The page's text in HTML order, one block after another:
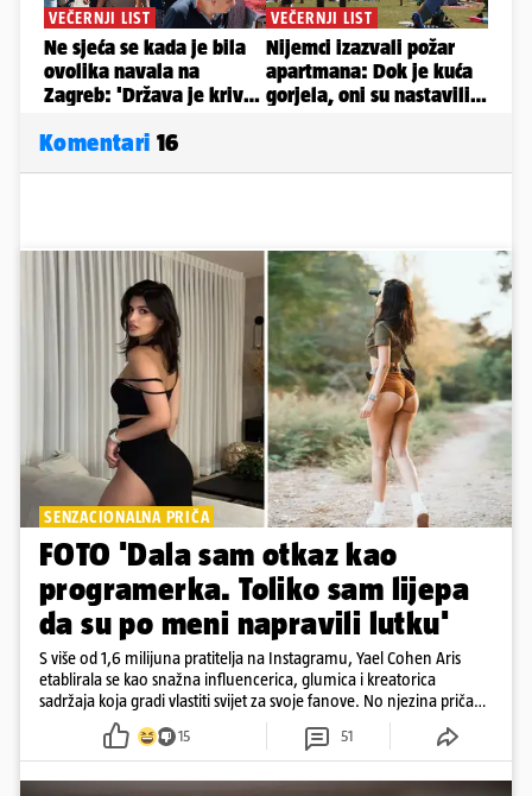
Komentari 16
SENZACIONALNA PRIČA
FOTO 'Dala sam otkaz kao
programerka. Toliko sam lijepa
da su po meni napravili lutku'
S više od 1,6 milijuna pratitelja na Instagramu, Yael Cohen Aris
etablirala se kao snažna influencerica, glumica i kreatorica
sadržaja koja gradi vlastiti svijet za svoje fanove. No njezina priča
pokazuje da online slava dolazi i s neočekivanim izazovima
15 51